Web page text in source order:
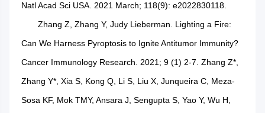
Natl Acad Sci USA. 2021 March; 118(9): e2022830118.
Zhang Z, Zhang Y, Judy Lieberman. Lighting a Fire:
Can We Harness Pyroptosis to Ignite Antitumor Immunity?
Cancer Immunology Research. 2021; 9 (1) 2-7. Zhang Z*,
Zhang Y*, Xia S, Kong Q, Li S, Liu X, Junqueira C, Meza-
Sosa KF, Mok TMY, Ansara J, Sengupta S, Yao Y, Wu H,